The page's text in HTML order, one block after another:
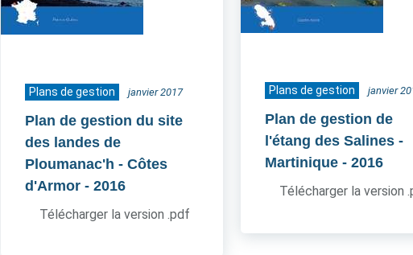
Plans de gestion janvier 2017
Plan de gestion du site
des landes de
Ploumanac'h - Côtes
d'Armor - 2016
Télécharger la version .pdf
Plans de gestion janvier
Plan de gestion de
l'étang des Salines -
Martinique - 2016
Télécharger la version